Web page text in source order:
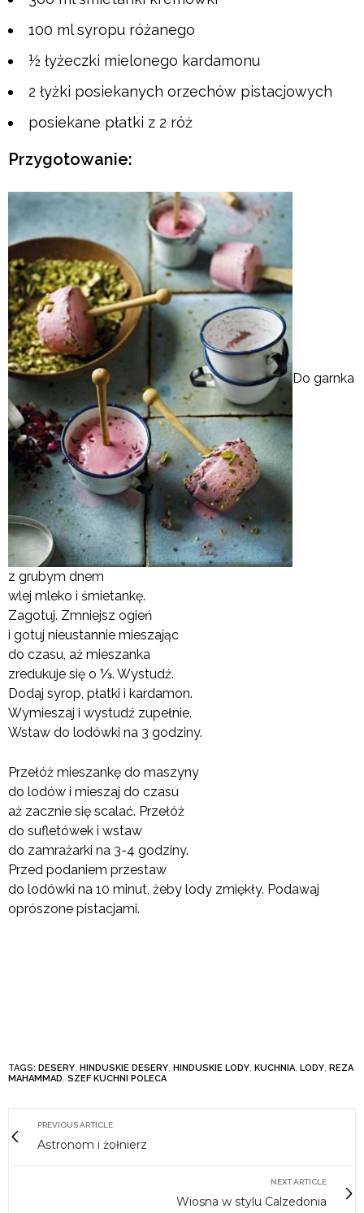
100 ml syropu różanego
½ łyżeczki mielonego kardamonu
2 łyżki posiekanych orzechów pistacjowych
posiekane płatki z 2 róż
Przygotowanie:
Do garnka
z grubym dnem
wlej mleko i śmietankę.
Zagotuj. Zmniejsz ogień
i gotuj nieustannie mieszając
do czasu, aż mieszanka
zredukuje się o ⅓. Wystudź.
Dodaj syrop, płatki i kardamon.
Wymieszaj i wystudź zupełnie.
Wstaw do lodówki na 3 godziny.
Przełóż mieszankę do maszyny
do lodów i mieszaj do czasu
aż zacznie się scalać. Przełóż
do sufletówek i wstaw
do zamrażarki na 3-4 godziny.
Przed podaniem przestaw
do lodówki na 10 minut, żeby lody zmiękły. Podawaj
oprószone pistacjami.
TAGS: DESERY, HINDUSKIE DESERY, HINDUSKIE LODY, KUCHNIA, LODY, REZA
MAHAMMAD, SZEF KUCHNI POLECA
PREVIOUS ARTICLE
Astronom i żołnierz
NEXT ARTICLE
Wiosna w stylu Calzedonia